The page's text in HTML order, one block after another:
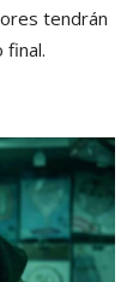
tendrán
final.